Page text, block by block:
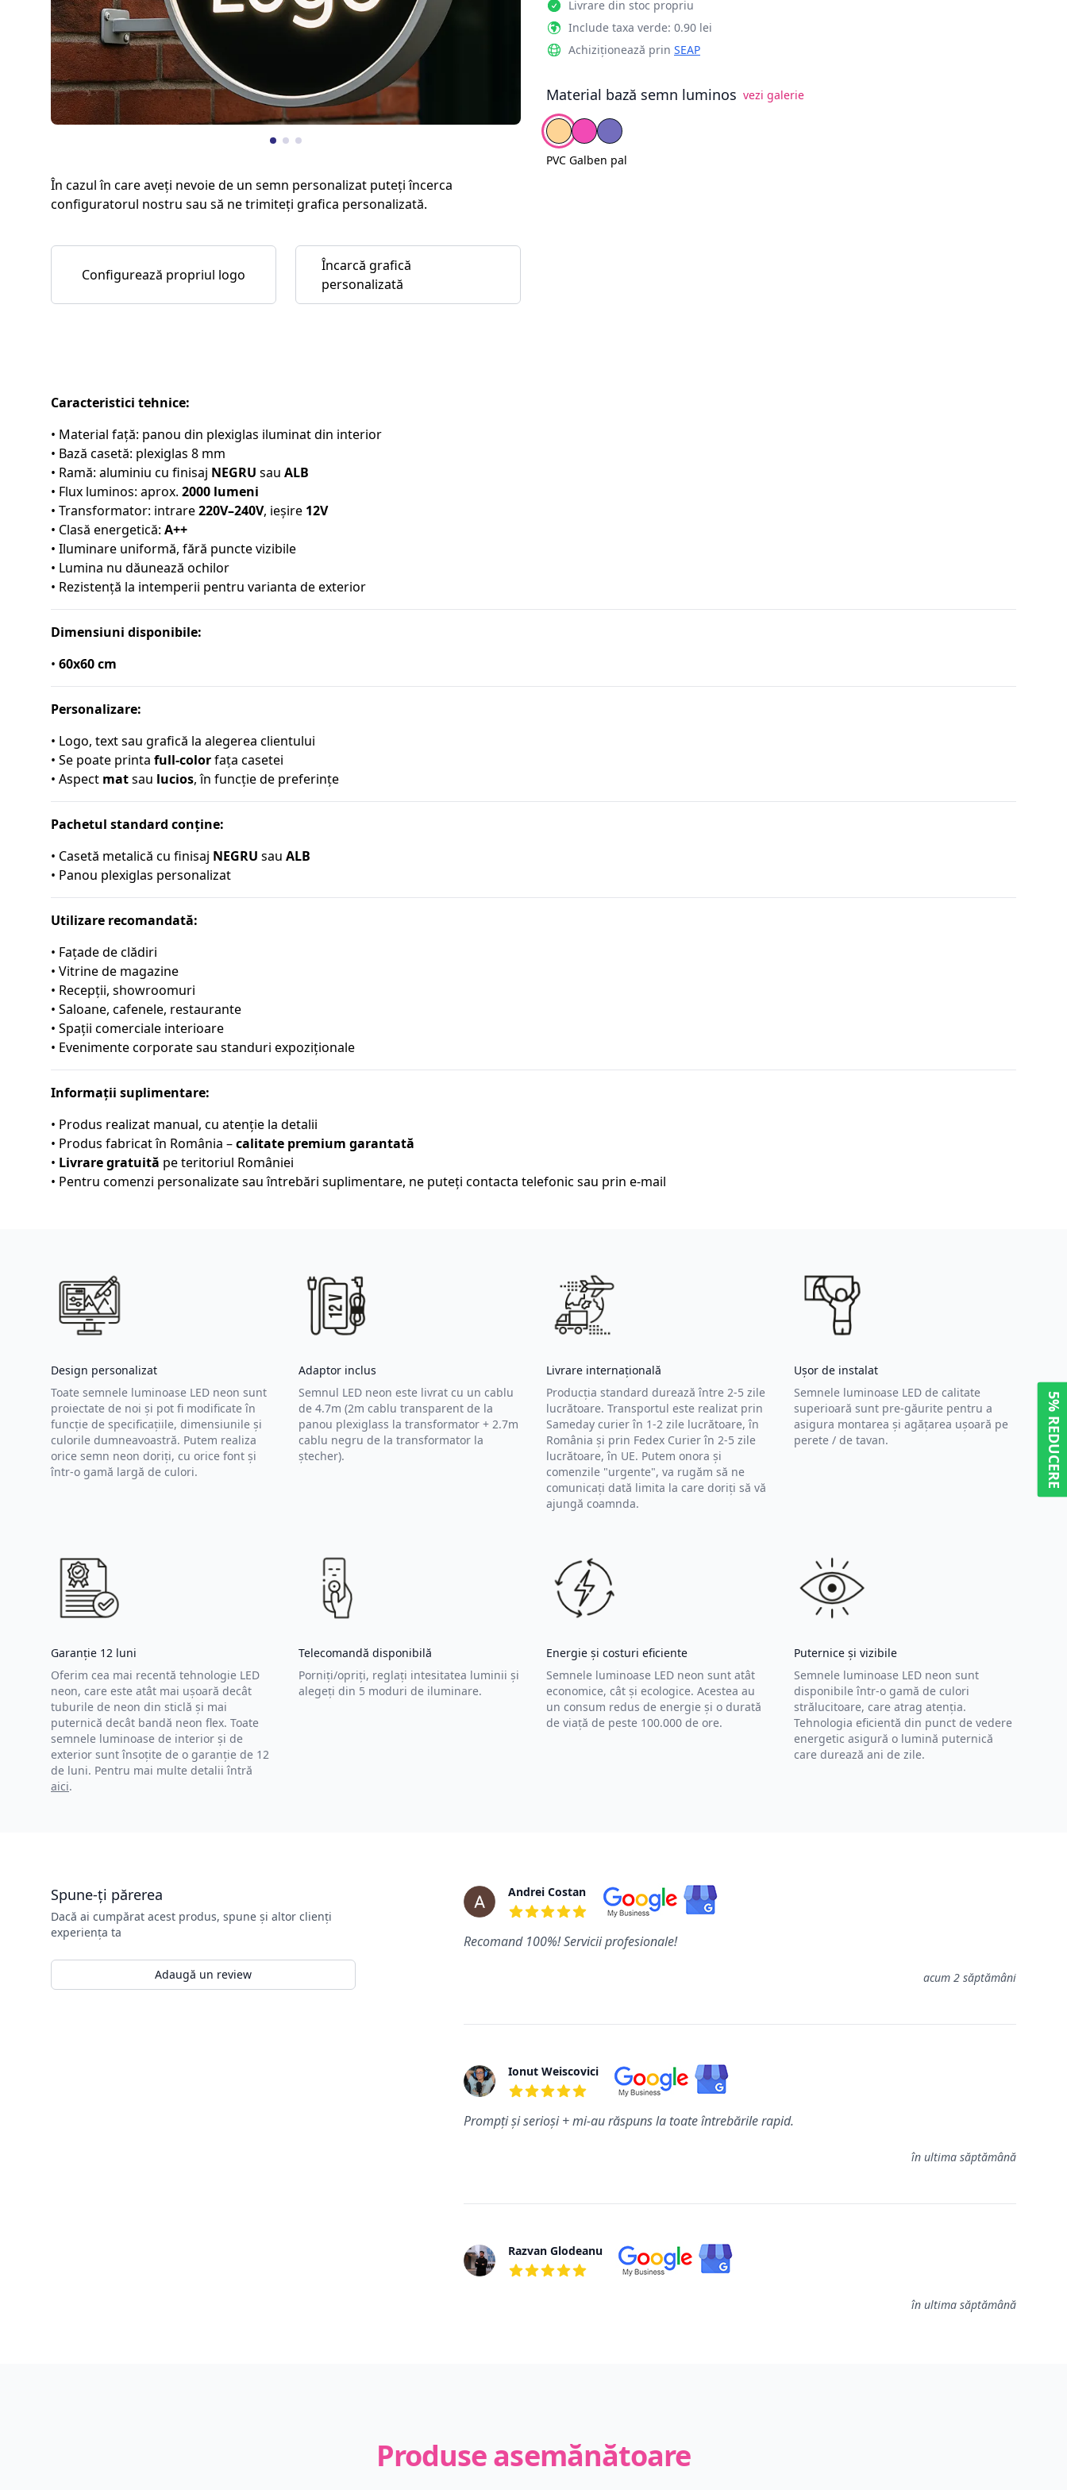
În cazul în care aveți nevoie de un semn personalizat puteți încerca
configuratorul nostru sau să ne trimiteți grafica personalizată.
Configurează propriul logo
Încarcă grafică
personalizată
Livrare din stoc propriu
Include taxa verde: 0.90 lei
Achiziționează prin SEAP
Material bază semn luminos vezi galerie
Alege fundal
PVC Galben pal
PVC RozPVC Mov
PVC Galben pal
Caracteristici tehnice:
• Material față: panou din plexiglas iluminat din interior
• Bază casetă: plexiglas 8 mm
• Ramă: aluminiu cu finisaj NEGRU sau ALB
• Flux luminos: aprox. 2000 lumeni
• Transformator: intrare220V–240V, ieșire 12V
• Clasă energetică: A++
• Iluminare uniformă, fără puncte vizibile
• Lumina nu dăunează ochilor
• Rezistență la intemperii pentru varianta de exterior
Dimensiuni disponibile:
• 60x60 cm
Personalizare:
• Logo, text sau grafică la alegerea clientului
• Se poate printa full-colorfața casetei
• Aspect matsau lucios, în funcție de preferințe
Pachetul standard conține:
• Casetă metalică cu finisaj NEGRU sau ALB
• Panou plexiglas personalizat
Utilizare recomandată:
• Fațade de clădiri
• Vitrine de magazine
• Recepții, showroomuri
• Saloane, cafenele, restaurante
• Spații comerciale interioare
• Evenimente corporate sau standuri expoziționale
Informații suplimentare:
• Produs realizat manual, cu atenție la detalii
• Produs fabricat în România –calitate premium garantată
• Livrare gratuită pe teritoriul României
• Pentru comenzi personalizate sau întrebări suplimentare, ne puteți contacta telefonic sau prin e-mail
Design personalizat
Toate semnele luminoase LED neon sunt
proiectate de noi și pot fi modificate în
funcție de specificațiile, dimensiunile și
culorile dumneavoastră. Putem realiza
orice semn neon doriți, cu orice font și
într-o gamă largă de culori.
Adaptor inclus
Semnul LED neon este livrat cu un cablu
de 4.7m (2m cablu transparent de la
panou plexiglass la transformator + 2.7m
cablu negru de la transformator la
ștecher).
Livrare internațională
Producția standard durează între 2-5 zile
lucrătoare. Transportul este realizat prin
Sameday curier în 1-2 zile lucrătoare, în
România și prin Fedex Curier în 2-5 zile
lucrătoare, în UE. Putem onora și
comenzile "urgente", va rugăm să ne
comunicați dată limita la care doriți să vă
ajungă coamnda.
Ușor de instalat
Semnele luminoase LED de calitate
superioară sunt pre-găurite pentru a
asigura montarea și agățarea ușoară pe
perete / de tavan.
Garanție 12 luni
Oferim cea mai recentă tehnologie LED
neon, care este atât mai ușoară decât
tuburile de neon din sticlă și mai
puternică decât bandă neon flex. Toate
semnele luminoase de interior și de
exterior sunt însoțite de o garanție de 12
de luni. Pentru mai multe detalii întră
aici.
Telecomandă disponibilă
Porniți/opriți, reglați intesitatea luminii și
alegeți din 5 moduri de iluminare.
Energie și costuri eficiente
Semnele luminoase LED neon sunt atât
economice, cât și ecologice. Acestea au
un consum redus de energie și o durată
de viață de peste 100.000 de ore.
Puternice și vizibile
Semnele luminoase LED neon sunt
disponibile într-o gamă de culori
strălucitoare, care atrag atenția.
Tehnologia eficientă din punct de vedere
energetic asigură o lumină puternică
care durează ani de zile.
Spune-ți părerea
Dacă ai cumpărat acest produs, spune și altor clienți
experiența ta
Adaugă un review
Review-uriAndrei Costan
Recomand 100%! Servicii profesionale!
acum 2 săptămâni
Ionut Weiscovici
Prompți și serioși + mi-au răspuns la toate întrebările rapid.
în ultima săptămână
Razvan Glodeanu
în ultima săptămână
Produse asemănătoare
5% REDUCERE